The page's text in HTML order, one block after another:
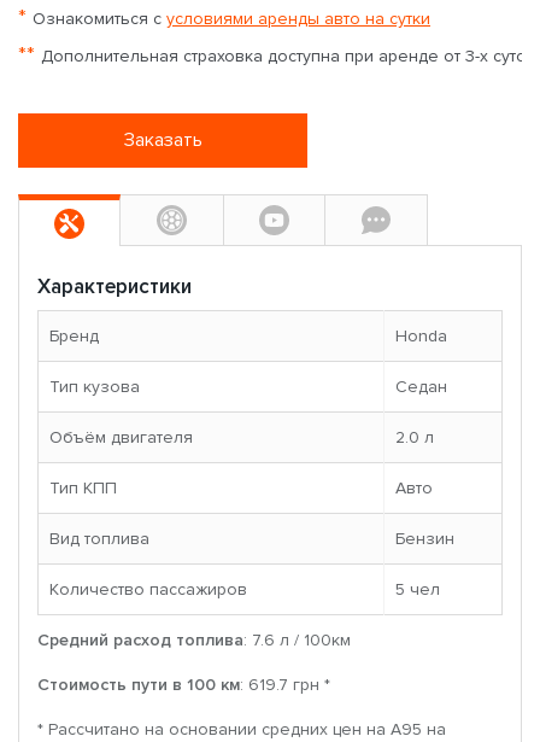
* Ознакомиться с условиями аренды авто на сутки
** Дополнительная страховка доступна при аренде от 3-х суток
Заказать
Характеристики
Бренд Honda
Тип кузова Седан
Объём двигателя 2.0 л
Тип КПП Авто
Вид топлива Бензин
Количество пассажиров 5 чел
Средний расход топлива: 7.6 л / 100км
Стоимость пути в 100 км: 619.7 грн *
* Рассчитано на основании средних цен на A95 на